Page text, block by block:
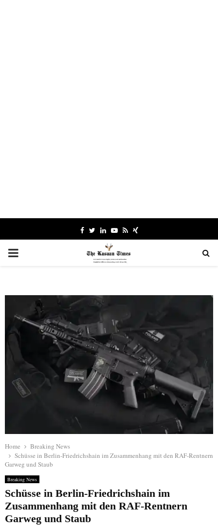
Facebook
TwitterLinkedinYoutube
RssXing
PRIMARY
Home
Breaking News
Schüsse in Berlin-Friedrichshain im Zusammenhang mit den RAF-Rentnern
Garweg und Staub
Breaking News
Schüsse in Berlin-Friedrichshain im
Zusammenhang mit den RAF-Rentnern
Garweg und Staub